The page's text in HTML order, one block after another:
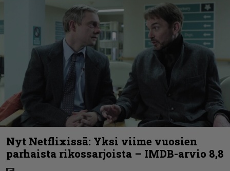
Nyt Netflixissä: Yksi viime vuosien
parhaista rikossarjoista – IMDB-arvio 8,8